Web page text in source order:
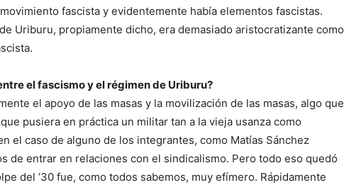
fascista y evidentemente había elementos fascistas.
Uriburu, propiamente dicho, era demasiado aristocratizante como
el fascismo y el régimen de Uriburu?
el apoyo de las masas y la movilización de las masas, algo que
pusiera en práctica un militar tan a la vieja usanza como
el caso de alguno de los integrantes, como Matías Sánchez
de entrar en relaciones con el sindicalismo. Pero todo eso quedó
del ’30 fue, como todos sabemos, muy efímero. Rápidamente